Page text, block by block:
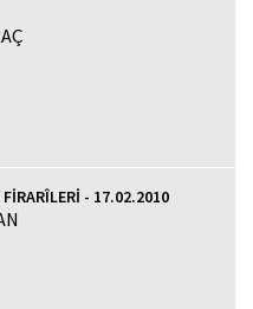
- 17.02.2010